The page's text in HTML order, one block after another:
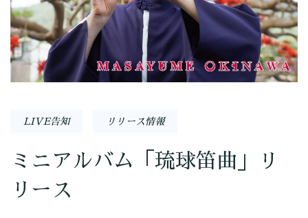
LIVE告知 リリース情報
ミニアルバム「琉球笛曲」リ
リース